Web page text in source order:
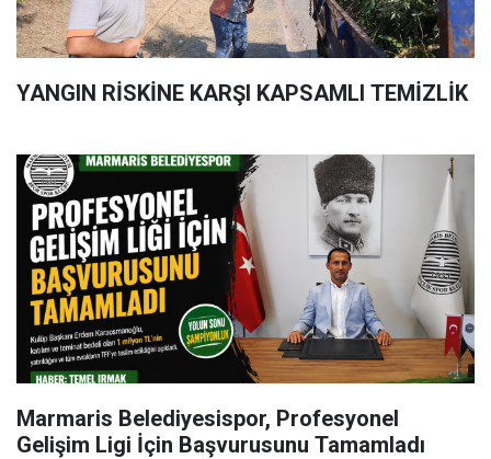
YANGIN RİSKİNE KARŞI KAPSAMLI TEMİZLİK
Marmaris Belediyesispor, Profesyonel
Gelişim Ligi İçin Başvurusunu Tamamladı